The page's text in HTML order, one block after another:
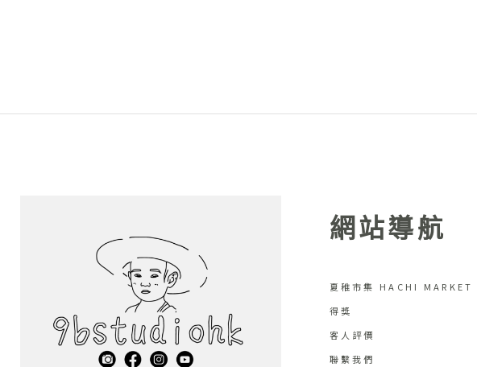
網站導航
夏稚市集 HACHI MARKET
得獎
客人評價
聯繫我們